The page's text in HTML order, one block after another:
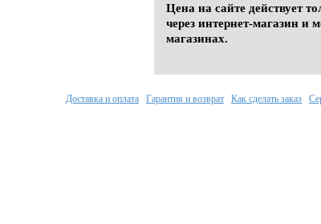
Цена на сайте действует
через интернет-магазин и
магазинах.
Доставка и оплата Гарантия и возврат Как сделать заказ